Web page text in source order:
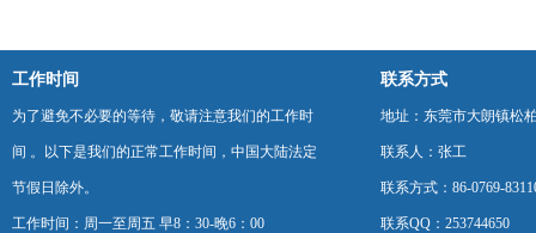
工作时间
为了避免不必要的等待，敬请注意我们的工作时
间 。以下是我们的正常工作时间，中国大陆法定
节假日除外。
工作时间：周一至周五 早8：30-晚6：00
联系方式
地址：东莞市大朗镇松
联系人：张工
联系方式：86-0769-
联系QQ：253744650